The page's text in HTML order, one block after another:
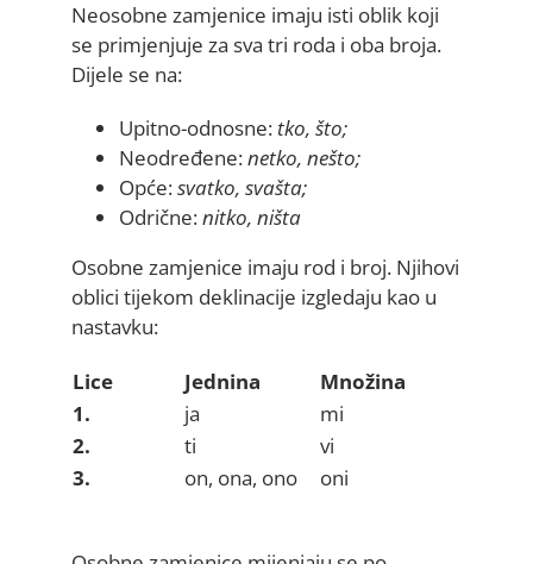
Neosobne zamjenice imaju isti oblik koji
se primjenjuje za sva tri roda i oba broja.
Dijele se na:
Upitno-odnosne: tko, što;
Neodređene:netko, nešto;
Opće:svatko, svašta;
Odrične:nitko, ništa
Osobne zamjenice imaju rod i broj. Njihovi
oblici tijekom deklinacije izgledaju kao u
nastavku:
Lice
Jednina
Množina
1.
ja
mi
2.
ti
vi
3.
on, ona, ono oni